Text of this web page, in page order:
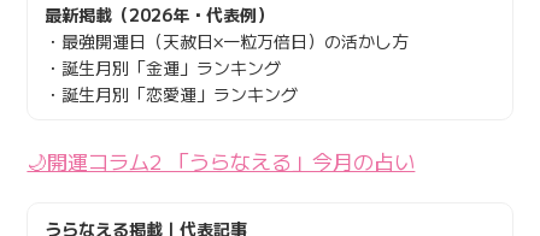
最新掲載（2026年・代表例）
・最強開運日（天赦日×一粒万倍日）の活かし方
・誕生月別「金運」ランキング
・誕生月別「恋愛運」ランキング
🌙開運コラム2 「うらなえる」今月の占い
うらなえる掲載｜代表記事